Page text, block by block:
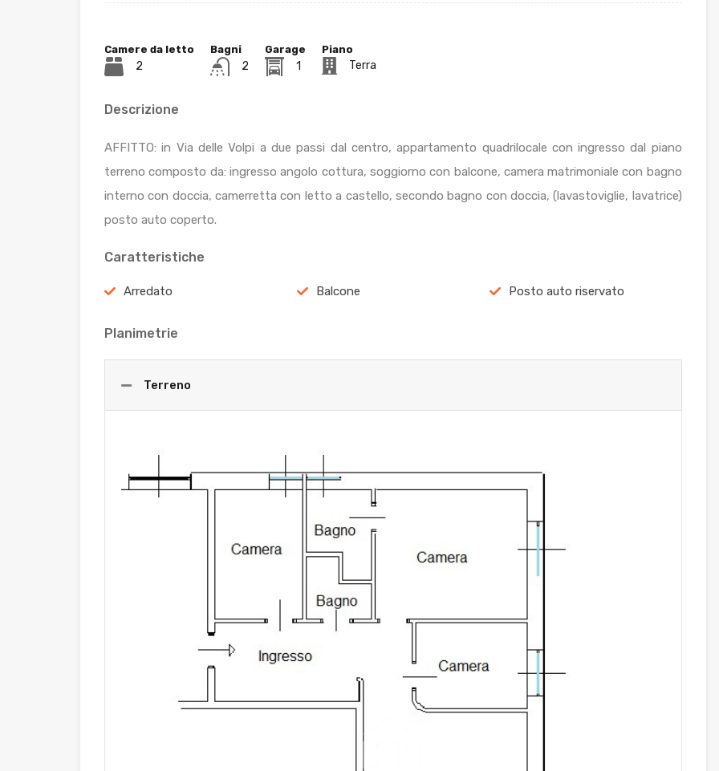
Camere da letto
2
Bagni
2
Garage
1
Piano
Terra
Descrizione
AFFITTO: in Via delle Volpi a due passi dal centro, appartamento quadrilocale con ingresso dal piano
terreno composto da: ingresso angolo cottura, soggiorno con balcone, camera matrimoniale con bagno
interno con doccia, camerretta con letto a castello, secondo bagno con doccia, (lavastoviglie, lavatrice)
posto auto coperto.
Caratteristiche
Arredato Balcone Posto auto riservato
Planimetrie
Terreno